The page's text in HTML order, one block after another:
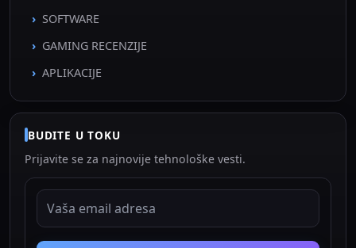
SOFTWARE
GAMING RECENZIJE
APLIKACIJE
BUDITE U TOKU
Prijavite se za najnovije tehnološke vesti.
EMAIL ADRESA